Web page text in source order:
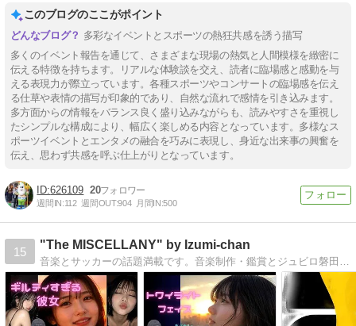
このブログのここがポイント
多彩なイベントとスポーツの熱狂共感を誘う描写
多くのイベント報告を通じて、さまざまな現場の熱気と人間模様を緻密に
伝える特徴を持ちます。リアルな体験談を交え、読者に臨場感と感動を与
える表現力が際立っています。各種スポーツやコンサートの臨場感を伝え
る仕草や表情の描写が印象的であり、自然な流れで感情を引き込みます。
多方面からの情報をバランス良く盛り込みながらも、読みやすさを重視し
たシンプルな構成により、幅広く楽しめる内容となっています。多様なス
ポーツイベントとエンタメの融合を巧みに表現し、身近な出来事の興奮を
伝え、思わず共感を呼ぶ仕上がりとなっています。
626109 20
週間IN:112 週間OUT:904 月間IN:500
15
"The MISCELLANY" by Izumi-chan